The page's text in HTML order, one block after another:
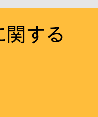
関する